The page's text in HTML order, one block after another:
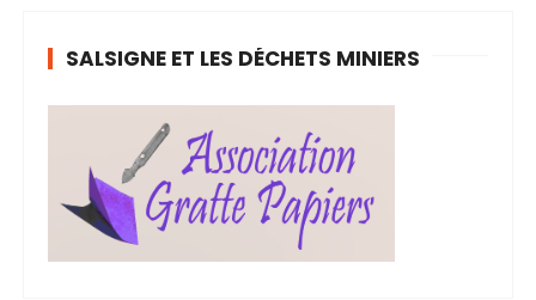
SALSIGNE ET LES DÉCHETS MINIERS